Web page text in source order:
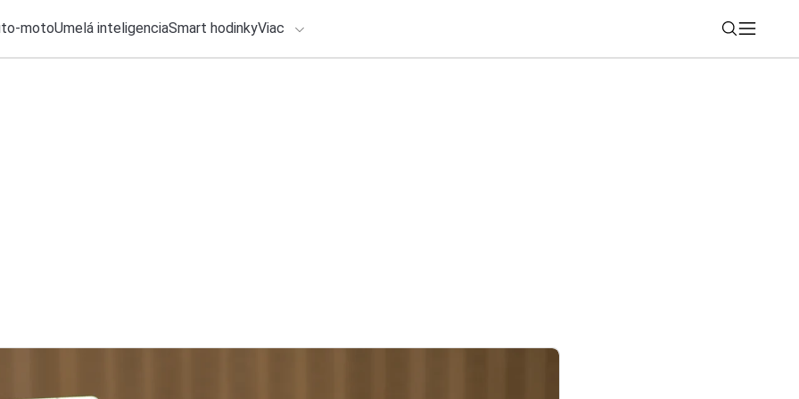
motoUmelá inteligenciaSmart hodinkyViac